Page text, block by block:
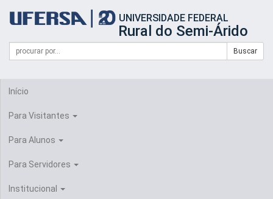
portal
UFERSA
UNIVERSIDADE FEDERAL
Rural do Semi-Árido
Formulário
Busca
Campo
de
Buscar
Início
Para Visitantes
Para Alunos
Para Servidores
Institucional